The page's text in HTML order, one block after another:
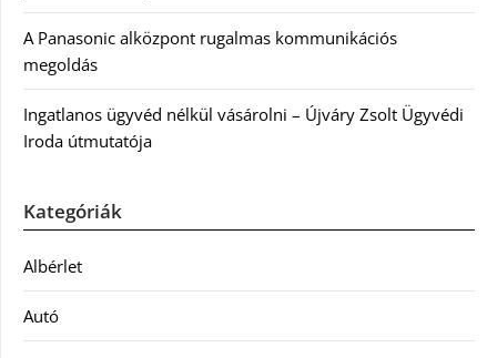
A Panasonic alközpont rugalmas kommunikációs
megoldás
Ingatlanos ügyvéd nélkül vásárolni – Újváry Zsolt Ügyvédi
Iroda útmutatója
Kategóriák
Albérlet
Autó